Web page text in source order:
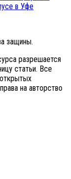
в Уфе
защины.
разрешается
статьи. Все
на авторство